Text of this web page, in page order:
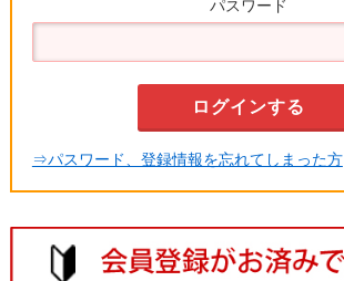
パスワード
⇒パスワード、登録情報を忘れてしまった方